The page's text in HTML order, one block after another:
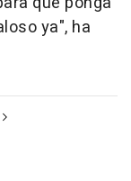
ya", ha